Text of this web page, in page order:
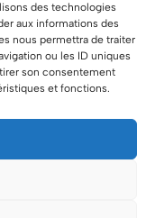
des technologies
aux informations des
nous permettra de traiter
ou les ID uniques
son consentement
et fonctions.